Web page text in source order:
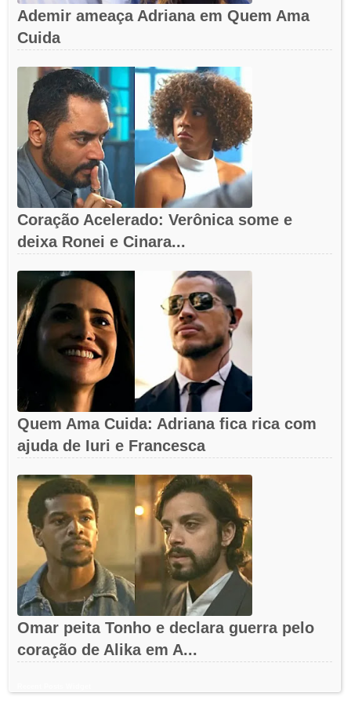
Ademir ameaça Adriana em Quem Ama
Cuida
Coração Acelerado: Verônica some e
deixa Ronei e Cinara...
Quem Ama Cuida: Adriana fica rica com
ajuda de Iuri e Francesca
Omar peita Tonho e declara guerra pelo
coração de Alika em A...